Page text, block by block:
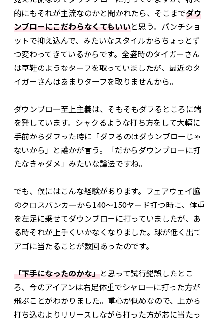
的にもそれが主流なのかと聞かれたら、そこまでダウ
ンブローにこだわらなくてもいいと思う。パンチショ
ットで抑え込んで、みたいなスタイルからちょっとず
つ変わってきているからです。全盛時のタイガーさん
は草鞋のようなターフを取っていましたが、最近のタ
イガーさんはあまりターフを取りませんから。
ダウンブロー至上主義は、そもそもダフるところに端
を発しています。シャクるような打ち方をして大幅に
手前からダフった時に「ダフるのはダウンブローじゃ
ないから」と誰かが言う。「だからダウンブローに打
たなきゃダメ」みたいな論法ですね。
でも、僕にはこんな経験があります。フェアウェイ脇
のクロスバンカーから140～150ヤード打つ時に、体重
を左足に乗せてダウンブローに打っていましたが、あ
る時それが上手くいかなくなりました。球が低く出て
アゴに当たることが数回あったのです。
「下手になったのかな」と思って試行錯誤したとこ
ろ、今のアイアンは右足体重でシャローに打った方が
飛ぶことがわかりました。重心が低めなので、上から
打ち込むよりリリースしながら打った方が芯に当たっ